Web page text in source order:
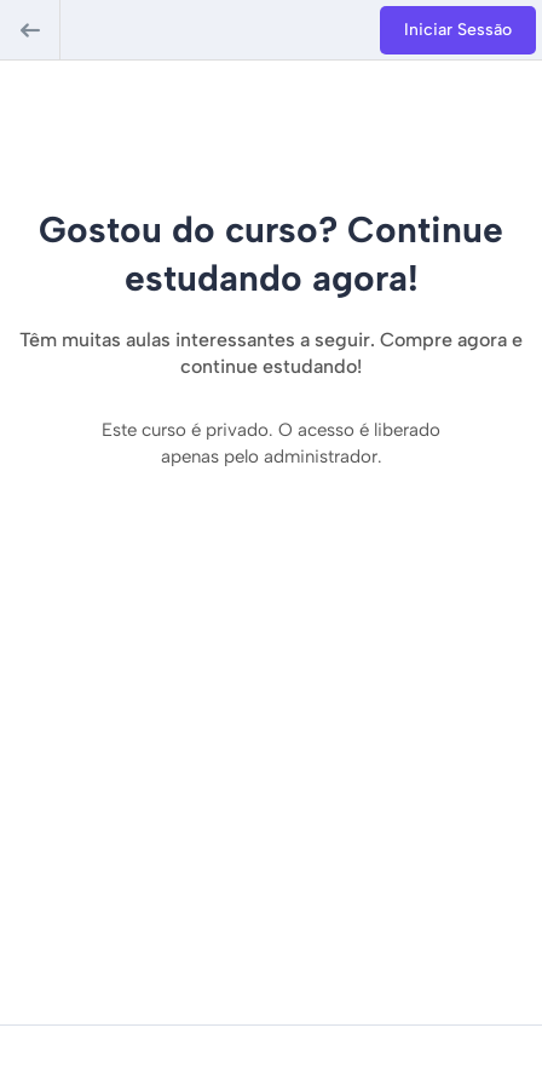
Iniciar Sessão
Gostou do curso? Continue
estudando agora!
Têm muitas aulas interessantes a seguir. Compre agora e
continue estudando!
Este curso é privado. O acesso é liberado
apenas pelo administrador.